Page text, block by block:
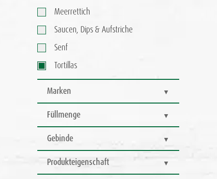
Meerrettich
Saucen, Dips & Aufstriche
Senf
Tortillas
Marken
Füllmenge
Gebinde
Produkteigenschaft